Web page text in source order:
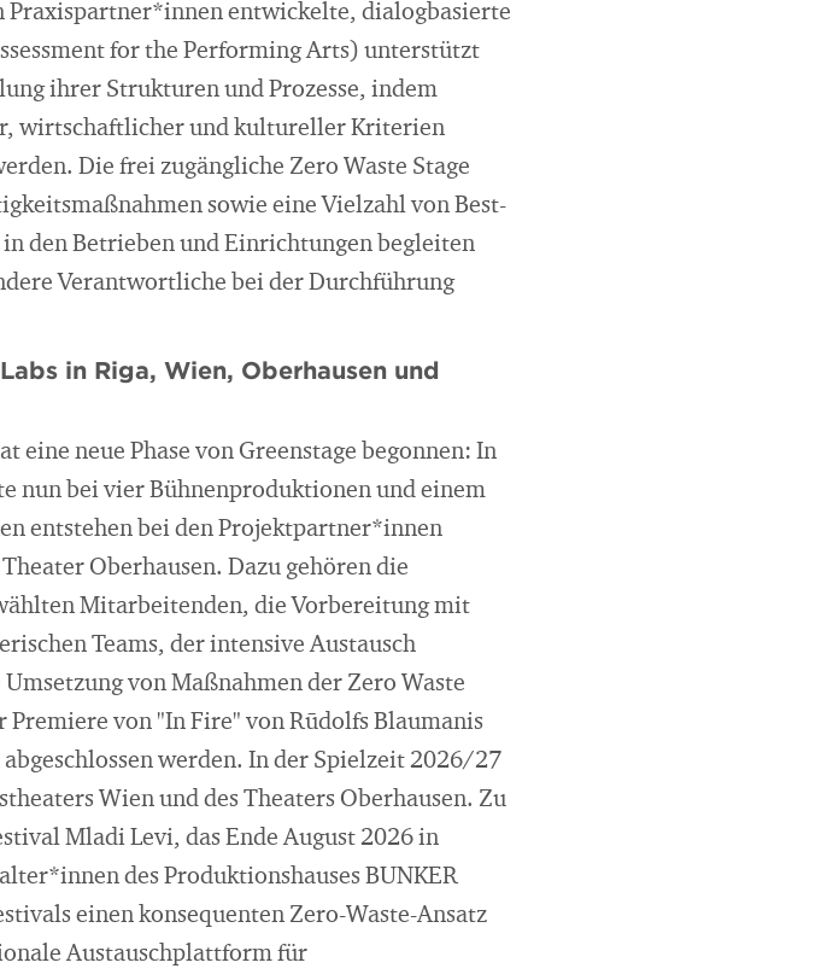
Praxispartner*innen entwickelte, dialogbasierte
for the Performing Arts) unterstützt
ihrer Strukturen und Prozesse, indem
wirtschaftlicher und kultureller Kriterien
Die frei zugängliche Zero Waste Stage
sowie eine Vielzahl von Best-
den Betrieben und Einrichtungen begleiten
Verantwortliche bei der Durchführung
in Riga, Wien, Oberhausen und
neue Phase von Greenstage begonnen: In
nun bei vier Bühnenproduktionen und einem
entstehen bei den Projektpartner*innen
Oberhausen. Dazu gehören die
Mitarbeitenden, die Vorbereitung mit
Teams, der intensive Austausch
von Maßnahmen der Zero Waste
von "In Fire" von Rūdolfs Blaumanis
werden. In der Spielzeit 2026/27
Wien und des Theaters Oberhausen. Zu
Mladi Levi, das Ende August 2026 in
des Produktionshauses BUNKER
einen konsequenten Zero-Waste-Ansatz
Austauschplattform für